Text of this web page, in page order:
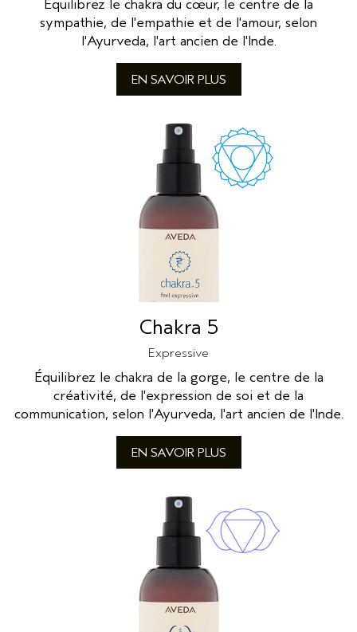
Équilibrez le chakra du cœur, le centre de la
sympathie, de l'empathie et de l'amour, selon
l'Ayurveda, l'art ancien de l'Inde.
EN SAVOIR PLUS
Chakra 5
Expressive
Équilibrez le chakra de la gorge, le centre de la
créativité, de l'expression de soi et de la
communication, selon l'Ayurveda, l'art ancien de l'Inde.
EN SAVOIR PLUS